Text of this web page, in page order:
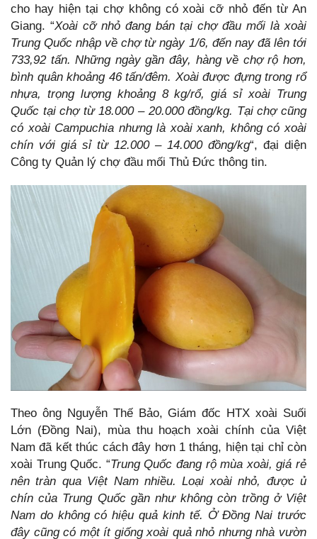
cho hay hiện tại chợ không có xoài cỡ nhỏ đến từ An
Giang. “Xoài cỡ nhỏ đang bán tại chợ đầu mối là xoài
Trung Quốc nhập về chợ từ ngày 1/6, đến nay đã lên tới
733,92 tấn. Những ngày gần đây, hàng về chợ rộ hơn,
bình quân khoảng 46 tấn/đêm. Xoài được đựng trong rổ
nhựa, trọng lượng khoảng 8 kg/rổ, giá sỉ xoài Trung
Quốc tại chợ từ 18.000 – 20.000 đồng/kg. Tại chợ cũng
có xoài Campuchia nhưng là xoài xanh, không có xoài
chín với giá sỉ từ 12.000 – 14.000 đồng/kg“, đại diện
Công ty Quản lý chợ đầu mối Thủ Đức thông tin.
Theo ông Nguyễn Thế Bảo, Giám đốc HTX xoài Suối
Lớn (Đồng Nai), mùa thu hoạch xoài chính của Việt
Nam đã kết thúc cách đây hơn 1 tháng, hiện tại chỉ còn
xoài Trung Quốc. “Trung Quốc đang rộ mùa xoài, giá rẻ
nên tràn qua Việt Nam nhiều. Loại xoài nhỏ, được ủ
chín của Trung Quốc gần như không còn trồng ở Việt
Nam do không có hiệu quả kinh tế. Ở Đồng Nai trước
đây cũng có một ít giống xoài quả nhỏ nhưng nhà vườn